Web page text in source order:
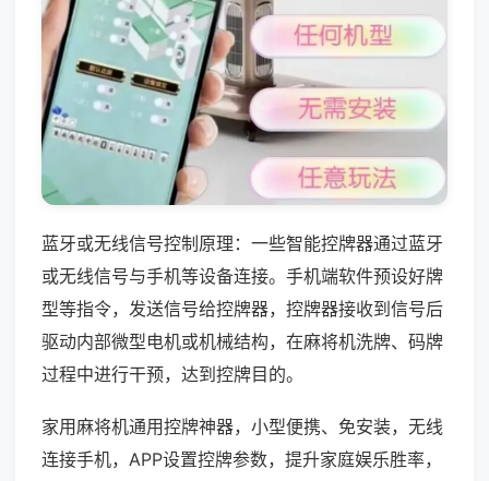
蓝牙或无线信号控制原理：一些智能控牌器通过蓝牙
或无线信号与手机等设备连接。手机端软件预设好牌
型等指令，发送信号给控牌器，控牌器接收到信号后
驱动内部微型电机或机械结构，在麻将机洗牌、码牌
过程中进行干预，达到控牌目的。
家用麻将机通用控牌神器，小型便携、免安装，无线
连接手机，APP设置控牌参数，提升家庭娱乐胜率，